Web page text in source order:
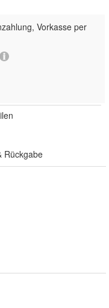
Vorkasse per
Rückgabe